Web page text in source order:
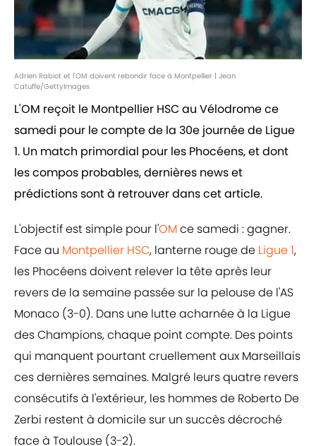
Adrien Rabiot et l'OM doivent rebondir face à Montpellier | Jean
Catuffe/GettyImages
L'OM reçoit le Montpellier HSC au Vélodrome ce
samedi pour le compte de la 30e journée de Ligue
1. Un match primordial pour les Phocéens, et dont
les compos probables, dernières news et
prédictions sont à retrouver dans cet article.
L'objectif est simple pour l'OMce samedi : gagner.
Face au Montpellier HSC, lanterne rouge de Ligue 1,
les Phocéens doivent relever la tête après leur
revers de la semaine passée sur la pelouse de l'AS
Monaco (3-0). Dans une lutte acharnée à la Ligue
des Champions, chaque point compte. Des points
qui manquent pourtant cruellement aux Marseillais
ces dernières semaines. Malgré leurs quatre revers
consécutifs à l'extérieur, les hommes de Roberto De
Zerbi restent à domicile sur un succès décroché
face à Toulouse (3-2).